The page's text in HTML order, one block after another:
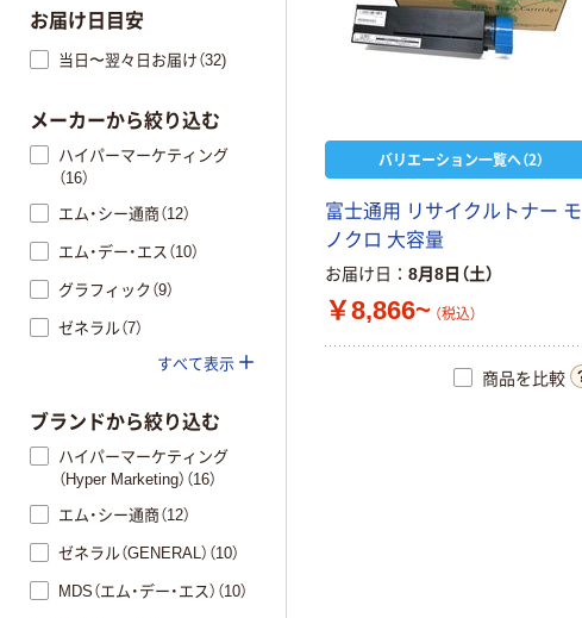
バリエーション一覧へ（2）
富士通用 リサイクルトナー モ
ノクロ 大容量
お届け日 8月8日（土）
￥8,866~ （税込）
商品を比較
お届け日目安
当日〜翌々日お届け（32)
メーカーから絞り込む
ハイパーマーケティング
（16）
エム・シー通商（12）
エム・デー・エス（10）
グラフィック（9）
ゼネラル（7）
すべて表示
ブランドから絞り込む
ハイパーマーケティング
（Hyper Marketing）（16）
エム・シー通商（12）
ゼネラル（GENERAL）（10）
MDS（エム・デー・エス）（10）